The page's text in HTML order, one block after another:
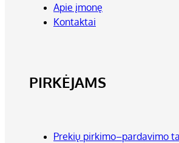
Apie įmonę
Kontaktai
PIRKĖJAMS
Prekių pirkimo–pardavimo